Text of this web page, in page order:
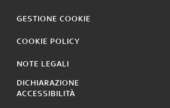
GESTIONE COOKIE
COOKIE POLICY
NOTE LEGALI
DICHIARAZIONE
ACCESSIBILITÀ